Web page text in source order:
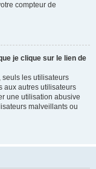
compteur de
je clique sur le lien de
seuls les utilisateurs
aux autres utilisateurs
une utilisation abusive
malveillants ou